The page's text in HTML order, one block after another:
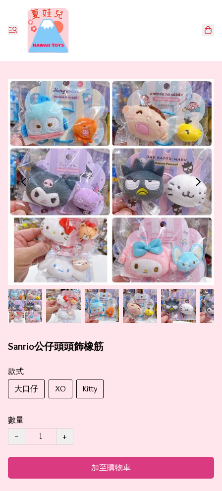
Sanrio公仔頭頭飾橡筋
款式
大口仔
XO Kitty
數量
−
+
加至購物車